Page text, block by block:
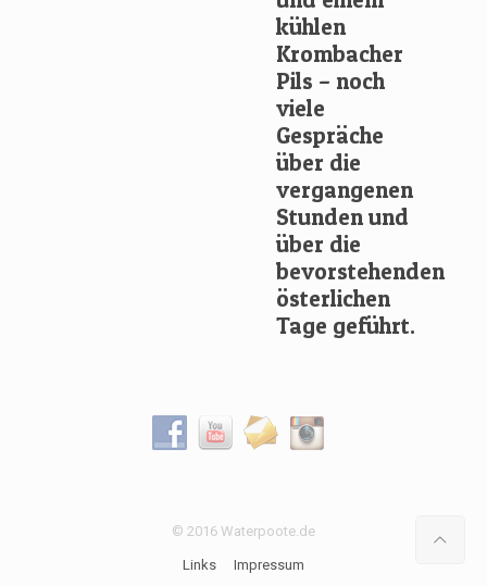
kühlen
Krombacher
Pils – noch
viele
Gespräche
über die
vergangenen
Stunden und
über die
bevorstehenden
österlichen
Tage geführt.
© 2016 Waterpoote.de
Links Impressum